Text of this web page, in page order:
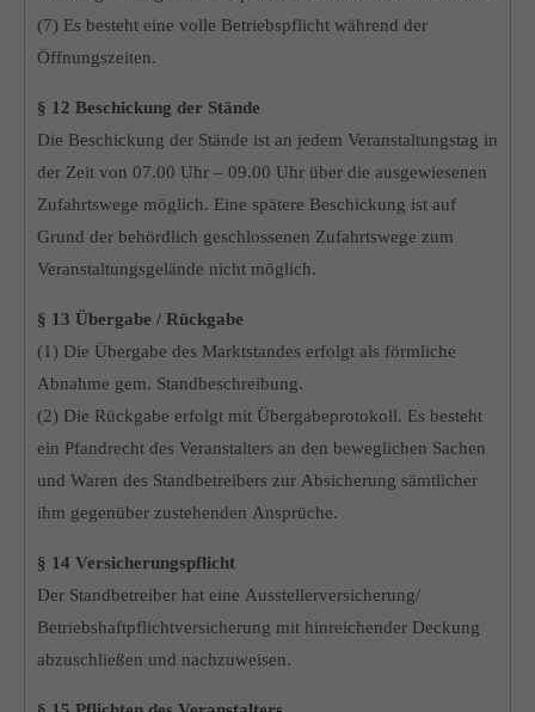
(7) Es besteht eine volle Betriebspflicht während der
Öffnungszeiten.
§ 12 Beschickung der Stände
Die Beschickung der Stände ist an jedem Veranstaltungstag in
der Zeit von 07.00 Uhr – 09.00 Uhr über die ausgewiesenen
Zufahrtswege möglich. Eine spätere Beschickung ist auf
Grund der behördlich geschlossenen Zufahrtswege zum
Veranstaltungsgelände nicht möglich.
§ 13 Übergabe / Rückgabe
(1) Die Übergabe des Marktstandes erfolgt als förmliche
Abnahme gem. Standbeschreibung.
(2) Die Rückgabe erfolgt mit Übergabeprotokoll. Es besteht
ein Pfandrecht des Veranstalters an den beweglichen Sachen
und Waren des Standbetreibers zur Absicherung sämtlicher
ihm gegenüber zustehenden Ansprüche.
§ 14 Versicherungspflicht
Der Standbetreiber hat eine Ausstellerversicherung/
Betriebshaftpflichtversicherung mit hinreichender Deckung
abzuschließen und nachzuweisen.